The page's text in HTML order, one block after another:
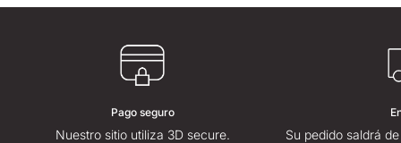
Pago seguro
Nuestro sitio utiliza 3D secure. Su pedido saldrá